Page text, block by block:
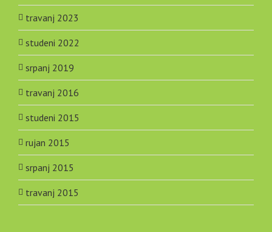
travanj 2023
studeni 2022
srpanj 2019
travanj 2016
studeni 2015
rujan 2015
srpanj 2015
travanj 2015